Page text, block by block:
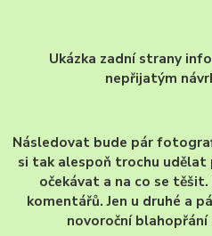
Ukázka zadní strany
nepřijatým
Následovat bude pár
si tak alespoň trochu udělat
očekávat a na co se
komentářů. Jen u druhé a
novoroční blahopřání